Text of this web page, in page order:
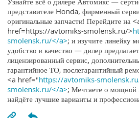
представителе Honda, фирменный
оригинальные запчасти! Перейдите на
href=https://avtomiks-smolensk.ru/>
smolensk.ru/</a>; и изучите линейку
удобство и качество — дилер
лицензированный сервис,
гарантийное ТО, послегарантийный
<a href="https://avtomiks-
smolensk.ru/</a>; Мечтаете о
найдёте лучшие варианты и